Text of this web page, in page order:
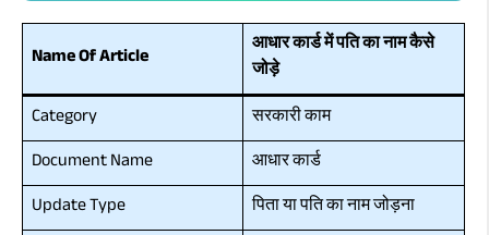
Name Of Article
आधार कार्ड में पति का नाम कैसे
जोड़े
Category
सरकारी काम
Document Name
आधार कार्ड
Update Type
पिता या पति का नाम जोड़ना